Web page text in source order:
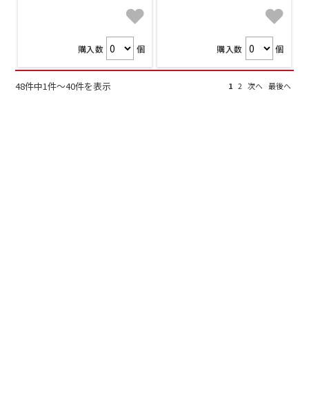
購入数 個 購入数 個
48件中1件～40件を表示 1 2 次へ 最後へ